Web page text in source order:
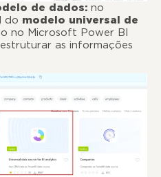
de dados: no
do modelo universal de
no Microsoft Power BI
as informações